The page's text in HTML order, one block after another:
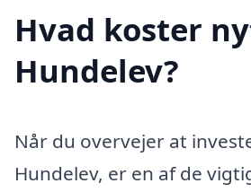
Hvad koster
Hundelev?
Når du overvejer at
Hundelev, er en af de